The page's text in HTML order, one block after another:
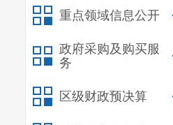
重点领域信息公开
政府采购及购买服
务
区级财政预决算